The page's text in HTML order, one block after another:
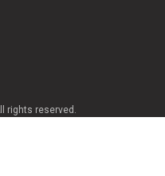
rights reserved.